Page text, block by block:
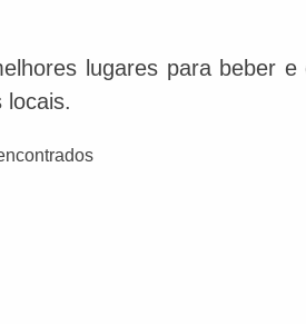
lugares para beber
locais.